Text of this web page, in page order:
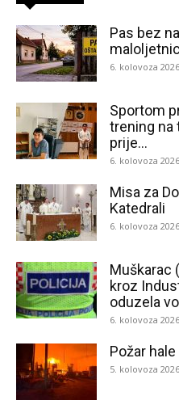
Pas bez
6. kolovoza 2026.
Sportom
trening na
prije...
6. kolovoza 2026.
Misa za
Katedrali
6. kolovoza 2026.
Muškarac
kroz
oduzela
6. kolovoza 2026.
Požar
5. kolovoza 2026.